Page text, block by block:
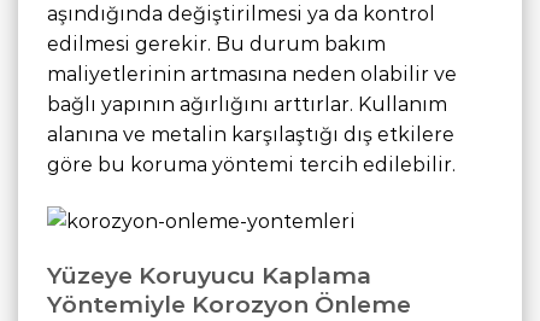
aşındığında değiştirilmesi ya da kontrol
edilmesi gerekir. Bu durum bakım
maliyetlerinin artmasına neden olabilir ve
bağlı yapının ağırlığını arttırlar. Kullanım
alanına ve metalin karşılaştığı dış etkilere
göre bu koruma yöntemi tercih edilebilir.
Yüzeye Koruyucu Kaplama
Yöntemiyle Korozyon Önleme